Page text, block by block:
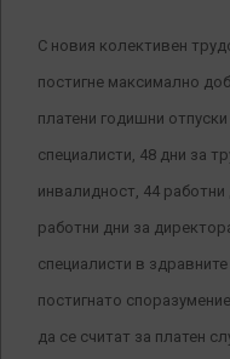
С новия колективен
постигне максимално
платени годишни
специалисти, 48 дни за
инвалидност, 44 работни
работни дни за
специалисти в
постигнато
да се считат за платен